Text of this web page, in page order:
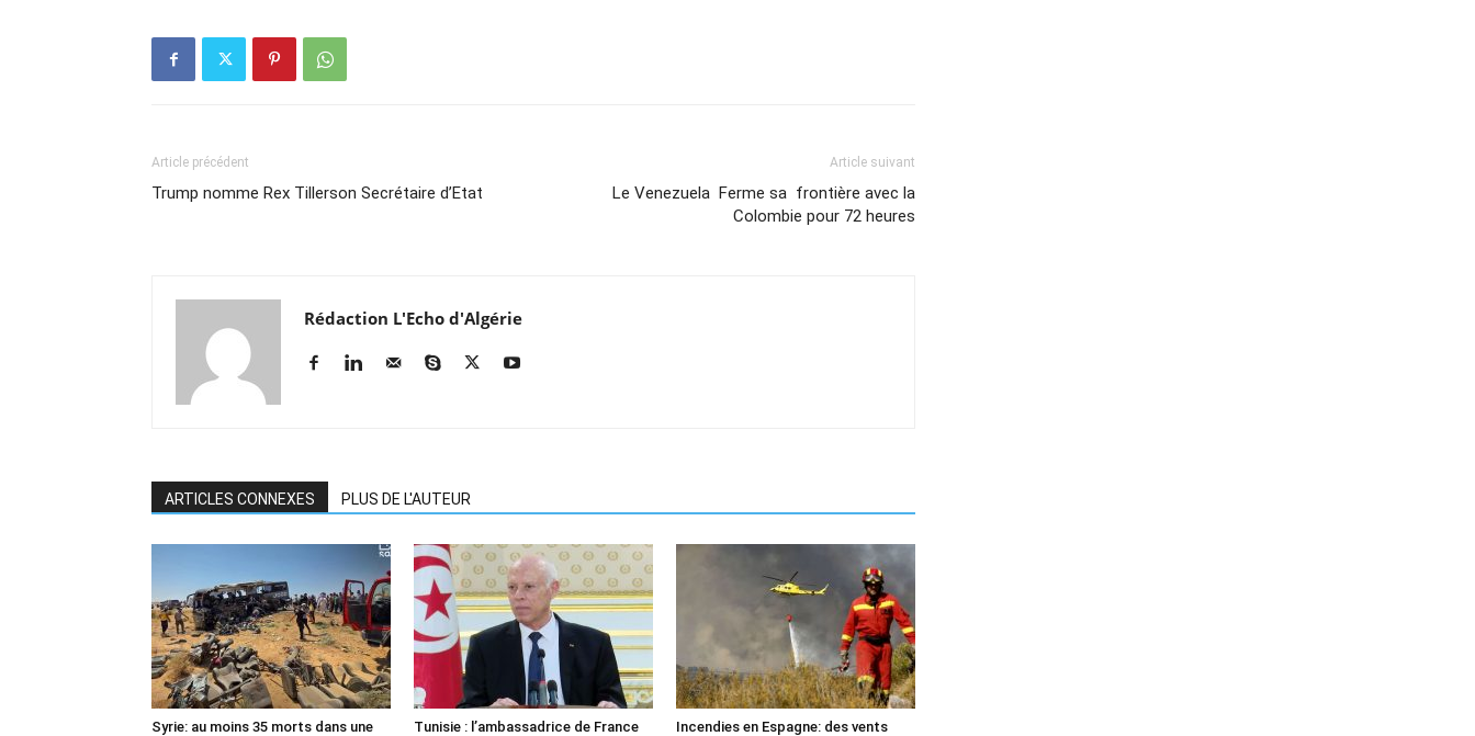
Article précédent
Trump nomme Rex Tillerson Secrétaire d’Etat
Article suivant
Le Venezuela Ferme sa frontière avec la
Colombie pour 72 heures
Rédaction L'Echo d'Algérie
ARTICLES CONNEXES PLUS DE L'AUTEUR
Syrie: au moins 35 morts dans une
Tunisie : l’ambassadrice de France
Incendies en Espagne: des vents